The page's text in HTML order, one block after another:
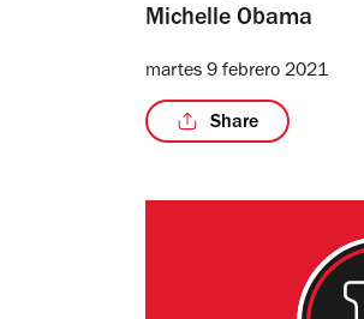
Michelle Obama
martes 9 febrero 2021
Share